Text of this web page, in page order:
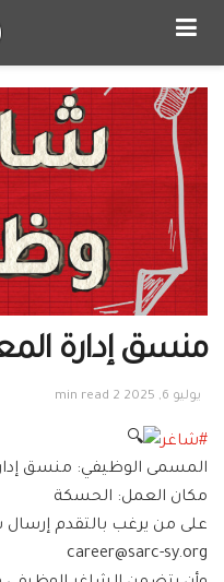
منسق إدارة
يوليو 6, 2025 2 min read
#شاغر
المسمى الوظيفي: منسق
مكان العمل: الحسكة
على من يرغب بالتقدم إرسال
career@sarc-sy.org